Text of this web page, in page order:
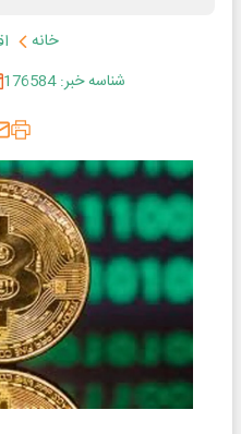
خانه
شناسه خبر: 176584